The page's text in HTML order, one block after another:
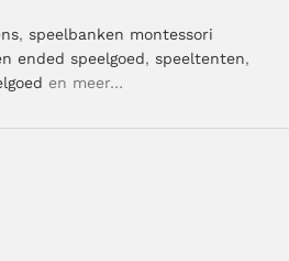
, speelbanken montessori
ended speelgoed, speeltenten,
en meer…